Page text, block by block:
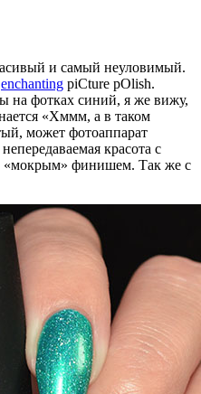
и самый неуловимый.
enchanting piCture pOlish.
на фотках синий, я же вижу,
«Хммм, а в таком
может фотоаппарат
красота с
«мокрым» финишем. Так же с